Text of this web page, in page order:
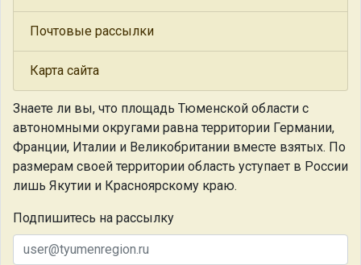
Почтовые рассылки
Карта сайта
Знаете ли вы, что площадь Тюменской области с
автономными округами равна территории Германии,
Франции, Италии и Великобритании вместе взятых. По
размерам своей территории область уступает в России
лишь Якутии и Красноярскому краю.
Подпишитесь на рассылку